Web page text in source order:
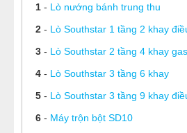
1- Lò nướng bánh trung thu
2- Lò Southstar 1 tầng 2 khay
3- Lò Southstar 2 tầng 4 khay gas
4- Lò Southstar 3 tầng 6 khay
5- Lò Southstar 3 tầng 9 khay
6- Máy trộn bột SD10